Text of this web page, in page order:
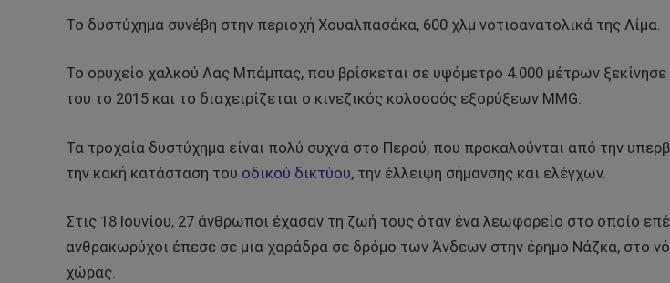
Το δυστύχημα συνέβη στην περιοχή Χουαλπασάκα, 600 χλμ νοτιοανατολικά της Λίμα.
Το ορυχείο χαλκού Λας Μπάμπας, που βρίσκεται σε υψόμετρο 4.000 μέτρων ξεκίνησε
του το 2015 και το διαχειρίζεται ο κινεζικός κολοσσός εξορύξεων MMG.
Τα τροχαία δυστύχημα είναι πολύ συχνά στο Περού, που προκαλούνται από την
την κακή κατάσταση του οδικού δικτύου, την έλλειψη σήμανσης και ελέγχων.
Στις 18 Ιουνίου, 27 άνθρωποι έχασαν τη ζωή τους όταν ένα λεωφορείο στο οποίο
ανθρακωρύχοι έπεσε σε μια χαράδρα σε δρόμο των Άνδεων στην έρημο Νάζκα, στο
χώρας.